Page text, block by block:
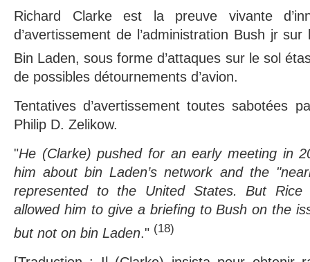
Richard Clarke est la preuve vivante
d’avertissement de l’administration Bush jr
Bin Laden, sous forme d’attaques sur le sol
de possibles détournements d’avion.
Tentatives d’avertissement toutes sabotées
Philip D. Zelikow.
"He (Clarke) pushed for an early meeting in
him about bin Laden’s network and the
represented to the United States. But Rice
allowed him to give a briefing to Bush on the
but not on bin Laden." (18)